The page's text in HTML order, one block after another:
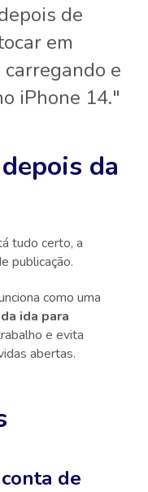
de
em
e
iPhone 14."
da
tudo certo, a
publicação.
como uma
ida para
e evita
abertas.
de